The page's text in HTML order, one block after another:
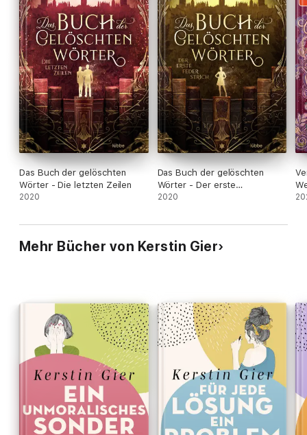
Das Buch der gelöschten
Wörter - Die letzten Zeilen
2020
Das Buch der gelöschten
Wörter - Der erste
Federstrich
2020
Mehr Bücher von Kerstin Gier